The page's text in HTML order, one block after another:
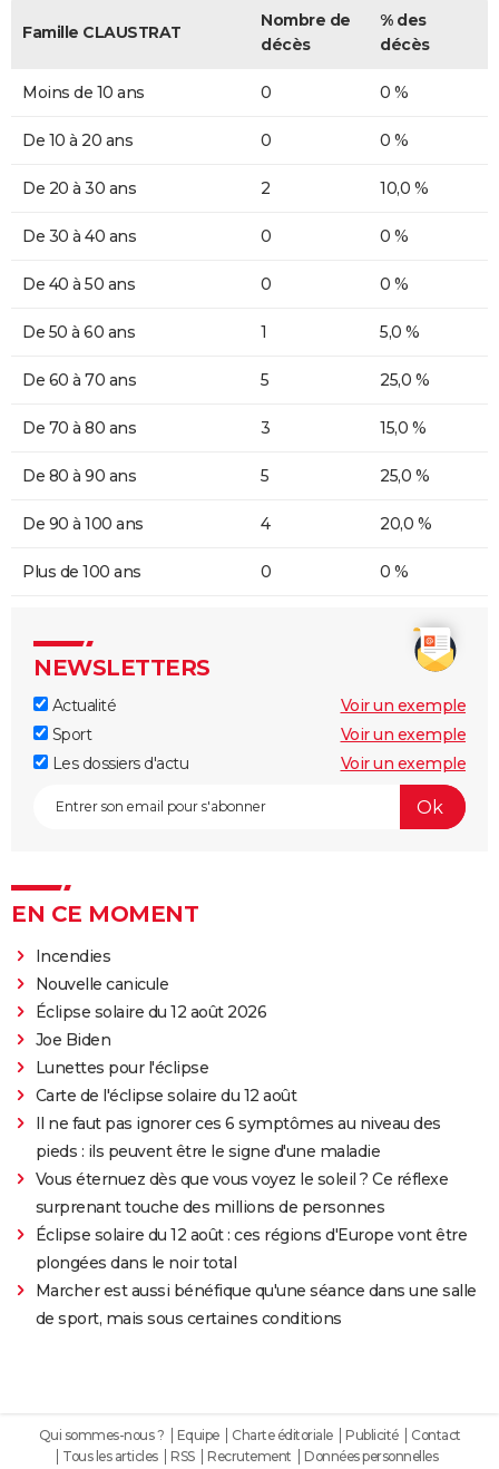
Famille CLAUSTRAT
Nombre de
décès
% des
décès
Moins de 10 ans 0 0 %
De 10 à 20 ans 0 0 %
De 20 à 30 ans 2 10,0 %
De 30 à 40 ans 0 0 %
De 40 à 50 ans 0 0 %
De 50 à 60 ans 1 5,0 %
De 60 à 70 ans 5 25,0 %
De 70 à 80 ans 3 15,0 %
De 80 à 90 ans 5 25,0 %
De 90 à 100 ans 4 20,0 %
Plus de 100 ans 0 0 %
NEWSLETTERS
Actualité
Voir un exemple
Sport
Voir un exemple
Les dossiers d'actu
Voir un exemple
EN CE MOMENT
Incendies
Nouvelle canicule
Éclipse solaire du 12 août 2026
Joe Biden
Lunettes pour l'éclipse
Carte de l'éclipse solaire du 12 août
Il ne faut pas ignorer ces 6 symptômes au niveau des
pieds : ils peuvent être le signe d'une maladie
Vous éternuez dès que vous voyez le soleil ? Ce réflexe
surprenant touche des millions de personnes
Éclipse solaire du 12 août : ces régions d'Europe vont être
plongées dans le noir total
Marcher est aussi bénéfique qu'une séance dans une salle
de sport, mais sous certaines conditions
Qui sommes-nous ? Equipe Charte éditoriale Publicité
Contact
Tous les articles
RSS Recrutement Données personnelles